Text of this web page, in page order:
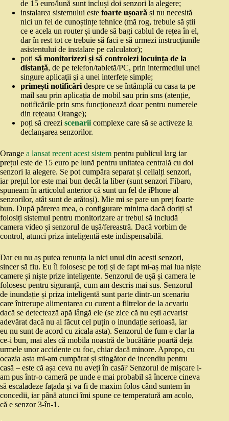
de 15 euro/lună sunt incluși doi senzori la alegere;
instalarea sistemului este foarte ușoară și nu necesită
nici un fel de cunoștințe tehnice (mă rog, trebuie să știi
ce e acela un router și unde să bagi cablul de rețea în el,
dar în rest tot ce trebuie să faci e să urmezi instrucțiunile
asistentului de instalare pe calculator);
poți să monitorizezi și să controlezi locuința de la
distanță, de pe telefon/tabletă/PC, prin intermediul unei
singure aplicaţii şi a unei interfeţe simple;
primești notificări despre ce se întâmplă cu casa ta pe
mail sau prin aplicația de mobil sau prin sms (atenție,
notificările prin sms funcționează doar pentru numerele
din rețeaua Orange);
poți să creezi scenarii complexe care să se activeze la
declanșarea senzorilor.
Orange a lansat recent acest sistem pentru publicul larg iar
prețul este de 15 euro pe lună pentru unitatea centrală cu doi
senzori la alegere. Se pot cumpăra separat și ceilalți senzori,
iar prețul lor este mai bun decât la liber (sunt senzori Fibaro,
spuneam în articolul anterior că sunt un fel de iPhone al
senzorilor, atât sunt de arătoși). Mie mi se pare un preț foarte
bun. După părerea mea, o configurare minima dacă doriți să
folosiți sistemul pentru monitorizare ar trebui să includă
camera video și senzorul de ușă/fereastră. Dacă vorbim de
control, atunci priza inteligentă este indispensabilă.
Dar eu nu aș putea renunța la nici unul din acești senzori,
sincer să fiu. Eu îi folosesc pe toți și de fapt mi-aș mai lua niște
camere și niște prize inteligente. Senzorul de ușă și camera le
folosesc pentru siguranță, cum am descris mai sus. Senzorul
de inundație și priza inteligentă sunt parte dintr-un scenariu
care întrerupe alimentarea cu curent a filtrelor de la acvariu
dacă se detectează apă lângă ele (se zice că nu ești acvarist
adevărat dacă nu ai făcut cel puțin o inundație serioasă, iar
eu nu sunt de acord cu zicala asta). Senzorul de fum e clar la
ce-i bun, mai ales că mobila noastră de bucătărie poartă deja
urmele unor accidente cu foc, chiar dacă minore. Apropo, cu
ocazia asta mi-am cumpărat și stingător de incendiu pentru
casă – este că așa ceva nu aveți în casă? Senzorul de mișcare l-
am pus într-o cameră pe unde e mai probabil să încerce cineva
să escaladeze fațada și va fi de maxim folos când suntem în
concedii, iar până atunci îmi spune ce temperatură am acolo,
că e senzor 3-în-1.